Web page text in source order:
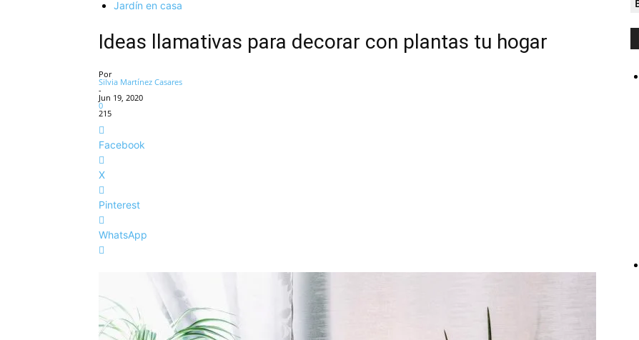
Jardín en casa
Ideas llamativas para decorar con plantas tu hogar
Por
Silvia Martínez Casares
-
Jun 19, 2020
0
215
Facebook
X
Pinterest
WhatsApp